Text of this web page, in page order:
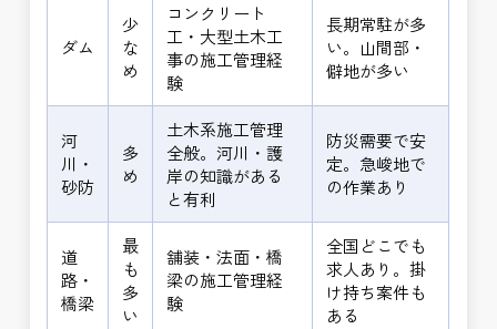
ダム
少
な
め
コンクリート
工・大型土木工
事の施工管理経
験
長期常駐が多
い。山間部・
僻地が多い
河
川・
砂防
多
め
土木系施工管理
全般。河川・護
岸の知識がある
と有利
防災需要で安
定。急峻地で
の作業あり
道
路・
橋梁
最
も
多
い
舗装・法面・橋
梁の施工管理経
験
全国どこでも
求人あり。掛
け持ち案件も
ある